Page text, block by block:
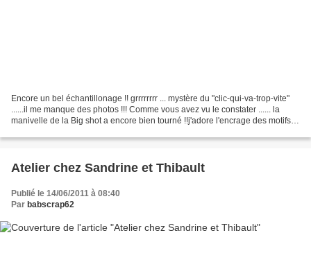
Encore un bel échantillonage !! grrrrrrrr ... mystère du "clic-qui-va-trop-vite"
......il me manque des photos !!! Comme vous avez vu le constater ...... la
manivelle de la Big shot a encore bien tourné !!j'adore l'encrage des motifs
Atelier chez Sandrine et Thibault
Publié le 14/06/2011 à 08:40
Par babscrap62